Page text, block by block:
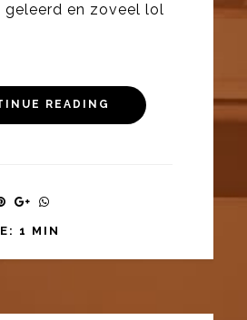
geleerd en zoveel lol
READING
1 MIN